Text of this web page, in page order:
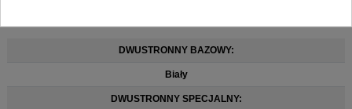
DWUSTRONNY BAZOWY:
Biały
DWUSTRONNY SPECJALNY: